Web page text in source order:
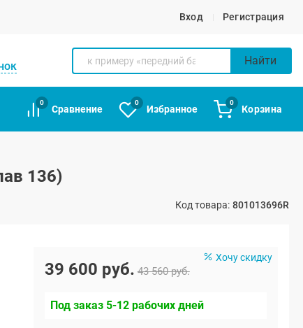
Вход Регистрация
Найти
0
Сравнение
0
Избранное
0
Корзина
136)
Код товара: 801013696R
Хочу скидку
39 600 руб. 43 560 руб.
Под заказ 5-12 рабочих дней